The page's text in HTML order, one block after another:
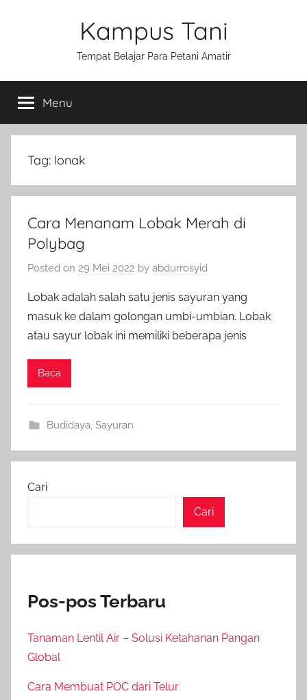
Kampus Tani
Tempat Belajar Para Petani Amatir
Menu
Tag: lonak
Cara Menanam Lobak Merah di
Polybag
Posted on 29 Mei 2022 by abdurrosyid
Lobak adalah salah satu jenis sayuran yang
masuk ke dalam golongan umbi-umbian. Lobak
atau sayur lobak ini memiliki beberapa jenis
Baca
Budidaya Sayuran
Cari
Cari
Pos-pos Terbaru
Tanaman Lentil Air – Solusi Ketahanan Pangan
Global
Cara Membuat POC dari Telur